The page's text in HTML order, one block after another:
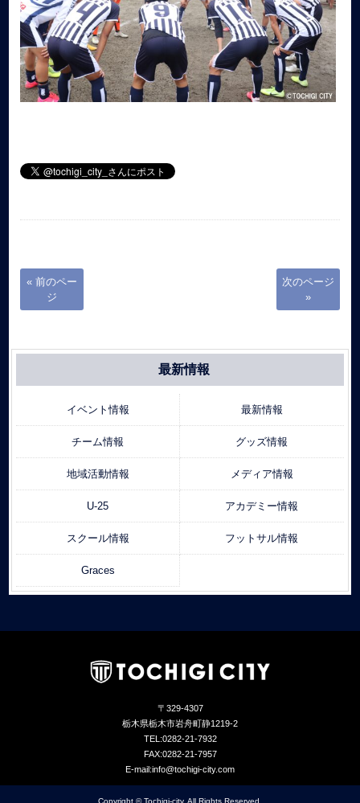
« 前のペー
ジ
次のページ
»
最新情報
イベント情報 最新情報
チーム情報 グッズ情報
地域活動情報 メディア情報
U-25 アカデミー情報
スクール情報 フットサル情報
Graces
〒329-4307
栃木県栃木市岩舟町静1219-2
TEL:0282-21-7932
FAX:0282-21-7957
E-mail:info@tochigi-city.com
Copyright © Tochigi-city. All Rights Reserved.